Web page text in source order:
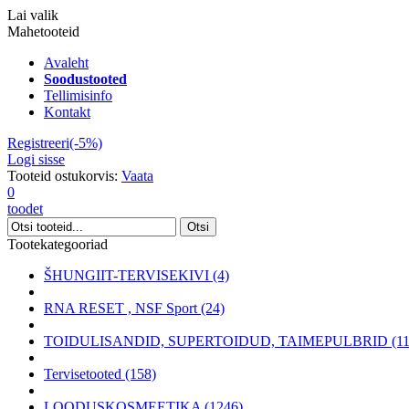
Lai valik
Mahetooteid
Avaleht
Soodustooted
Tellimisinfo
Kontakt
Registreeri(-5%)
Logi sisse
Tooteid ostukorvis: Vaata
0
toodet
Tootekategooriad
ŠHUNGIIT-TERVISEKIVI (4)
RNA RESET , NSF Sport (24)
TOIDULISANDID, SUPERTOIDUD, TAIMEPULBRID
Tervisetooted (158)